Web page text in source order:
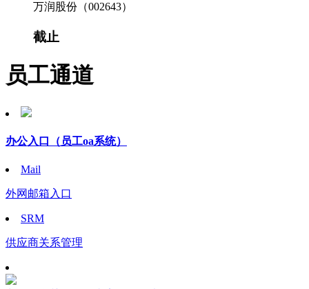
万润股份（002643）
截止
员工通道
办公入口 （员工oa系统）
Mail
外网邮箱入口
SRM
供应商关系管理